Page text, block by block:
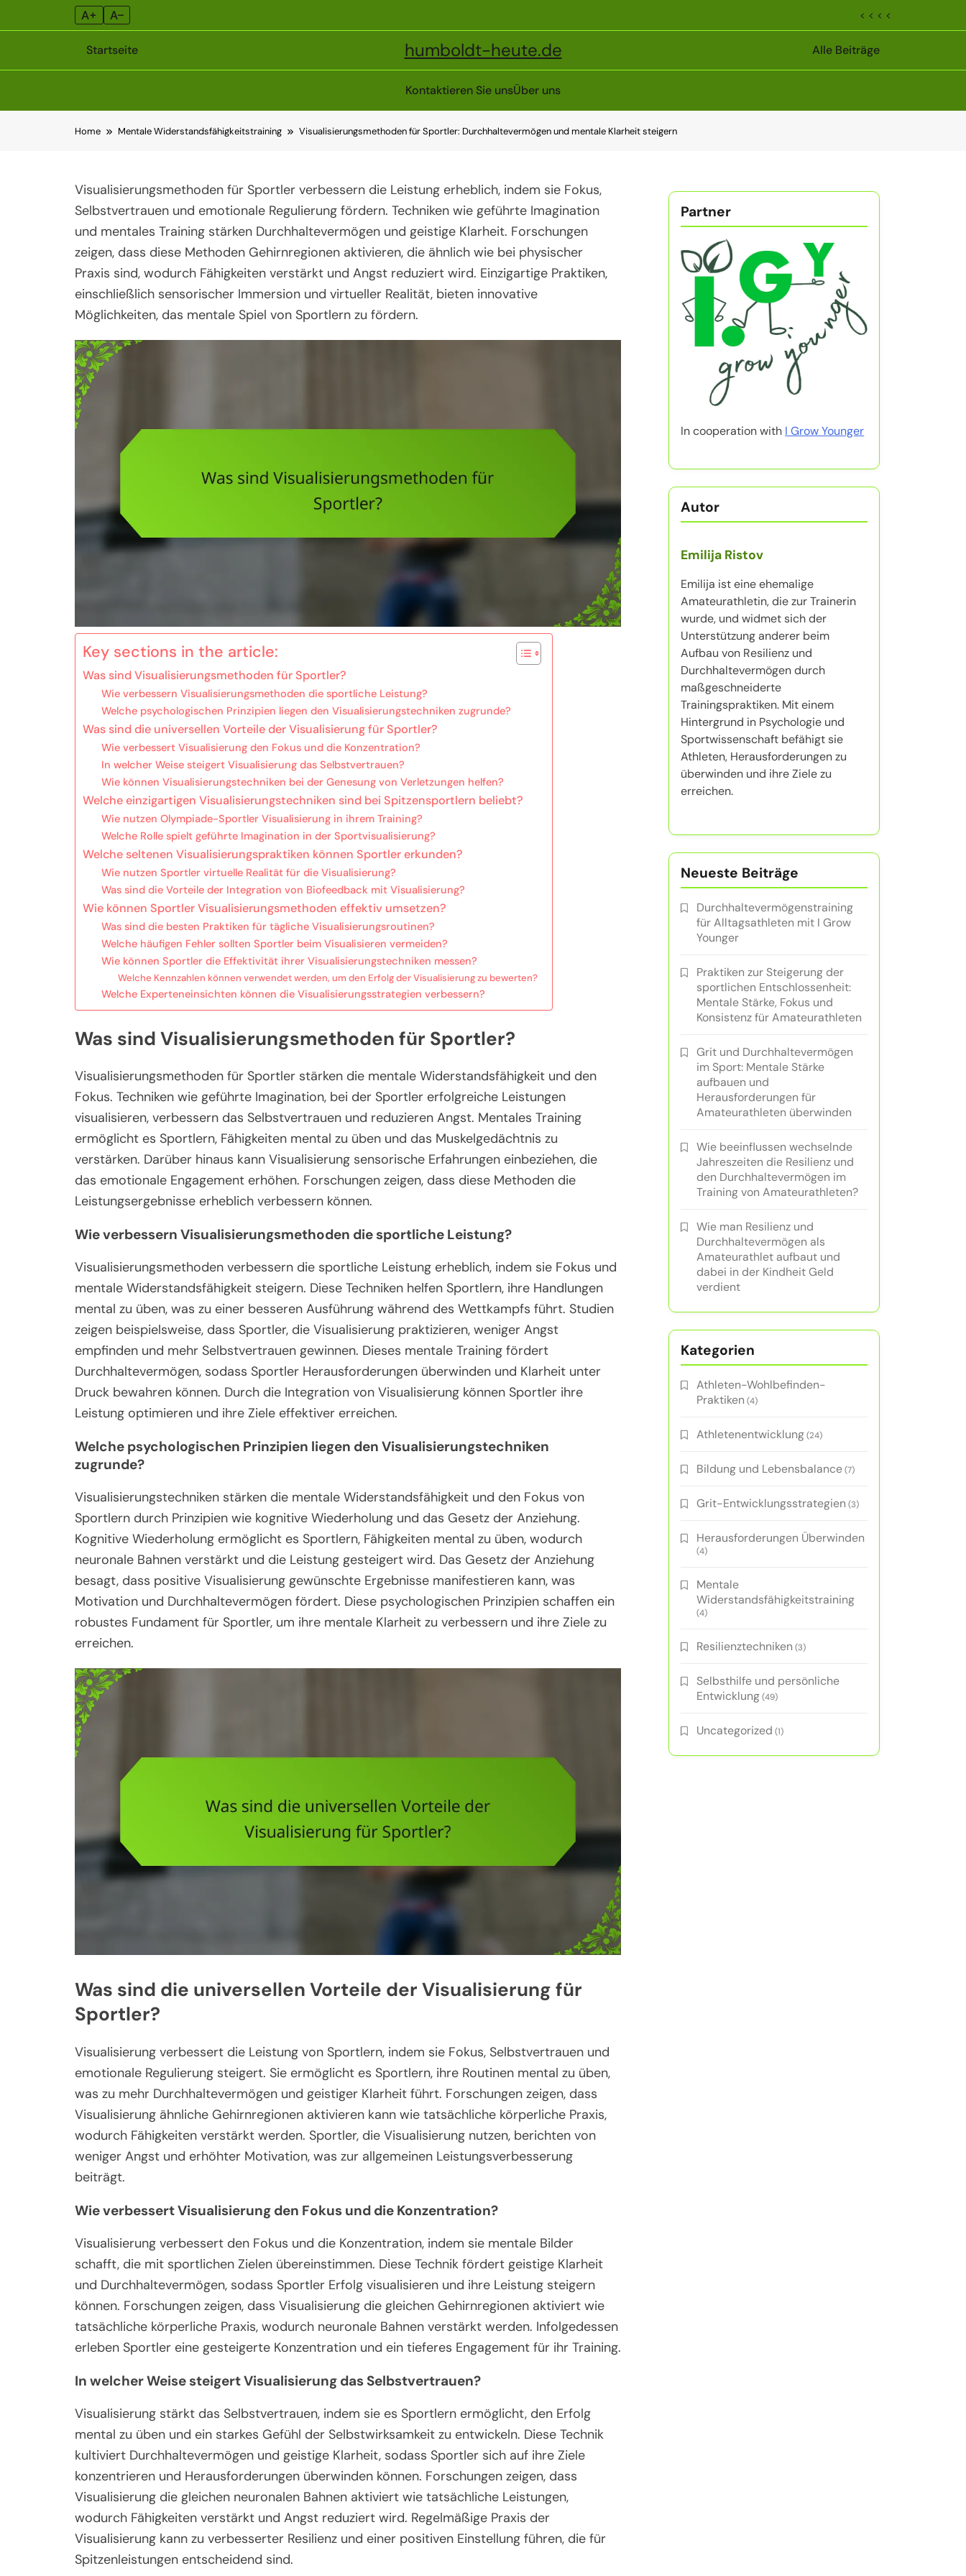
A+ A– < < < <
Startseite humboldt-heute.de Alle Beiträge
Kontaktieren Sie unsÜber uns
Home Mentale Widerstandsfähigkeitstraining Visualisierungsmethoden für Sportler: Durchhaltevermögen und mentale Klarheit steigern
Visualisierungsmethoden für Sportler verbessern die Leistung erheblich, indem sie Fokus,
Selbstvertrauen und emotionale Regulierung fördern. Techniken wie geführte Imagination
und mentales Training stärken Durchhaltevermögen und geistige Klarheit. Forschungen
zeigen, dass diese Methoden Gehirnregionen aktivieren, die ähnlich wie bei physischer
Praxis sind, wodurch Fähigkeiten verstärkt und Angst reduziert wird. Einzigartige Praktiken,
einschließlich sensorischer Immersion und virtueller Realität, bieten innovative
Möglichkeiten, das mentale Spiel von Sportlern zu fördern.
Key sections in the article:
Was sind Visualisierungsmethoden für Sportler?
Wie verbessern Visualisierungsmethoden die sportliche Leistung?
Welche psychologischen Prinzipien liegen den Visualisierungstechniken zugrunde?
Was sind die universellen Vorteile der Visualisierung für Sportler?
Wie verbessert Visualisierung den Fokus und die Konzentration?
In welcher Weise steigert Visualisierung das Selbstvertrauen?
Wie können Visualisierungstechniken bei der Genesung von Verletzungen helfen?
Welche einzigartigen Visualisierungstechniken sind bei Spitzensportlern beliebt?
Wie nutzen Olympiade-Sportler Visualisierung in ihrem Training?
Welche Rolle spielt geführte Imagination in der Sportvisualisierung?
Welche seltenen Visualisierungspraktiken können Sportler erkunden?
Wie nutzen Sportler virtuelle Realität für die Visualisierung?
Was sind die Vorteile der Integration von Biofeedback mit Visualisierung?
Wie können Sportler Visualisierungsmethoden effektiv umsetzen?
Was sind die besten Praktiken für tägliche Visualisierungsroutinen?
Welche häufigen Fehler sollten Sportler beim Visualisieren vermeiden?
Wie können Sportler die Effektivität ihrer Visualisierungstechniken messen?
Welche Kennzahlen können verwendet werden, um den Erfolg der Visualisierung zu bewerten?
Welche Experteneinsichten können die Visualisierungsstrategien verbessern?
Was sind Visualisierungsmethoden für Sportler?
Visualisierungsmethoden für Sportler stärken die mentale Widerstandsfähigkeit und den
Fokus. Techniken wie geführte Imagination, bei der Sportler erfolgreiche Leistungen
visualisieren, verbessern das Selbstvertrauen und reduzieren Angst. Mentales Training
ermöglicht es Sportlern, Fähigkeiten mental zu üben und das Muskelgedächtnis zu
verstärken. Darüber hinaus kann Visualisierung sensorische Erfahrungen einbeziehen, die
das emotionale Engagement erhöhen. Forschungen zeigen, dass diese Methoden die
Leistungsergebnisse erheblich verbessern können.
Wie verbessern Visualisierungsmethoden die sportliche Leistung?
Visualisierungsmethoden verbessern die sportliche Leistung erheblich, indem sie Fokus und
mentale Widerstandsfähigkeit steigern. Diese Techniken helfen Sportlern, ihre Handlungen
mental zu üben, was zu einer besseren Ausführung während des Wettkampfs führt. Studien
zeigen beispielsweise, dass Sportler, die Visualisierung praktizieren, weniger Angst
empfinden und mehr Selbstvertrauen gewinnen. Dieses mentale Training fördert
Durchhaltevermögen, sodass Sportler Herausforderungen überwinden und Klarheit unter
Druck bewahren können. Durch die Integration von Visualisierung können Sportler ihre
Leistung optimieren und ihre Ziele effektiver erreichen.
Welche psychologischen Prinzipien liegen den Visualisierungstechniken
zugrunde?
Visualisierungstechniken stärken die mentale Widerstandsfähigkeit und den Fokus von
Sportlern durch Prinzipien wie kognitive Wiederholung und das Gesetz der Anziehung.
Kognitive Wiederholung ermöglicht es Sportlern, Fähigkeiten mental zu üben, wodurch
neuronale Bahnen verstärkt und die Leistung gesteigert wird. Das Gesetz der Anziehung
besagt, dass positive Visualisierung gewünschte Ergebnisse manifestieren kann, was
Motivation und Durchhaltevermögen fördert. Diese psychologischen Prinzipien schaffen ein
robustes Fundament für Sportler, um ihre mentale Klarheit zu verbessern und ihre Ziele zu
erreichen.
Was sind die universellen Vorteile der Visualisierung für
Sportler?
Visualisierung verbessert die Leistung von Sportlern, indem sie Fokus, Selbstvertrauen und
emotionale Regulierung steigert. Sie ermöglicht es Sportlern, ihre Routinen mental zu üben,
was zu mehr Durchhaltevermögen und geistiger Klarheit führt. Forschungen zeigen, dass
Visualisierung ähnliche Gehirnregionen aktivieren kann wie tatsächliche körperliche Praxis,
wodurch Fähigkeiten verstärkt werden. Sportler, die Visualisierung nutzen, berichten von
weniger Angst und erhöhter Motivation, was zur allgemeinen Leistungsverbesserung
beiträgt.
Wie verbessert Visualisierung den Fokus und die Konzentration?
Visualisierung verbessert den Fokus und die Konzentration, indem sie mentale Bilder
schafft, die mit sportlichen Zielen übereinstimmen. Diese Technik fördert geistige Klarheit
und Durchhaltevermögen, sodass Sportler Erfolg visualisieren und ihre Leistung steigern
können. Forschungen zeigen, dass Visualisierung die gleichen Gehirnregionen aktiviert wie
tatsächliche körperliche Praxis, wodurch neuronale Bahnen verstärkt werden. Infolgedessen
erleben Sportler eine gesteigerte Konzentration und ein tieferes Engagement für ihr Training.
In welcher Weise steigert Visualisierung das Selbstvertrauen?
Visualisierung stärkt das Selbstvertrauen, indem sie es Sportlern ermöglicht, den Erfolg
mental zu üben und ein starkes Gefühl der Selbstwirksamkeit zu entwickeln. Diese Technik
kultiviert Durchhaltevermögen und geistige Klarheit, sodass Sportler sich auf ihre Ziele
konzentrieren und Herausforderungen überwinden können. Forschungen zeigen, dass
Visualisierung die gleichen neuronalen Bahnen aktiviert wie tatsächliche Leistungen,
wodurch Fähigkeiten verstärkt und Angst reduziert wird. Regelmäßige Praxis der
Visualisierung kann zu verbesserter Resilienz und einer positiven Einstellung führen, die für
Spitzenleistungen entscheidend sind.
Partner
In cooperation with I Grow Younger
Autor
Emilija Ristov
Emilija ist eine ehemalige
Amateurathletin, die zur Trainerin
wurde, und widmet sich der
Unterstützung anderer beim
Aufbau von Resilienz und
Durchhaltevermögen durch
maßgeschneiderte
Trainingspraktiken. Mit einem
Hintergrund in Psychologie und
Sportwissenschaft befähigt sie
Athleten, Herausforderungen zu
überwinden und ihre Ziele zu
erreichen.
Neueste Beiträge
Durchhaltevermögenstraining
für Alltagsathleten mit I Grow
Younger
Praktiken zur Steigerung der
sportlichen Entschlossenheit:
Mentale Stärke, Fokus und
Konsistenz für Amateurathleten
Grit und Durchhaltevermögen
im Sport: Mentale Stärke
aufbauen und
Herausforderungen für
Amateurathleten überwinden
Wie beeinflussen wechselnde
Jahreszeiten die Resilienz und
den Durchhaltevermögen im
Training von Amateurathleten?
Wie man Resilienz und
Durchhaltevermögen als
Amateurathlet aufbaut und
dabei in der Kindheit Geld
verdient
Kategorien
Athleten-Wohlbefinden-
Praktiken (4)
Athletenentwicklung(24)
Bildung und Lebensbalance(7)
Grit-Entwicklungsstrategien (3)
Herausforderungen Überwinden
(4)
Mentale
Widerstandsfähigkeitstraining
(4)
Resilienztechniken (3)
Selbsthilfe und persönliche
Entwicklung(49)
Uncategorized (1)